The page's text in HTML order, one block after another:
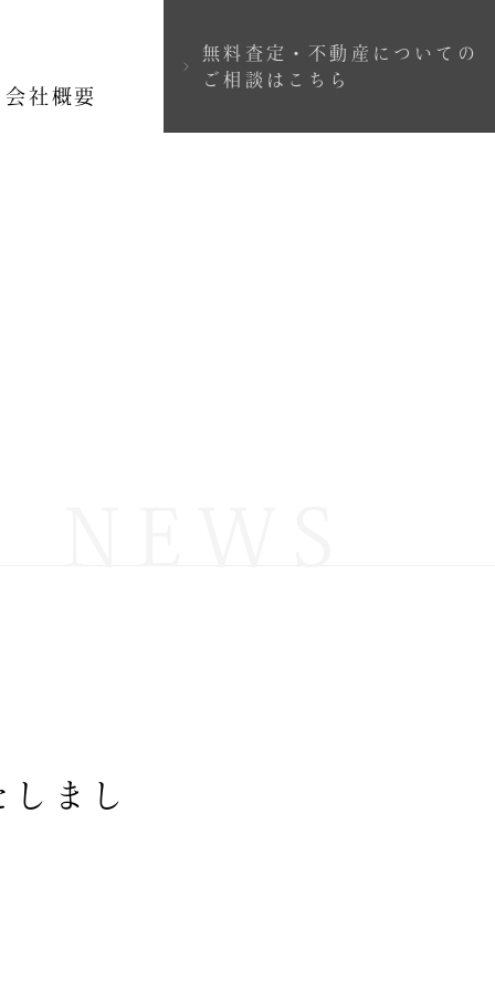
会社概要
＞
無料査定・不動産についての
ご相談はこちら
まし